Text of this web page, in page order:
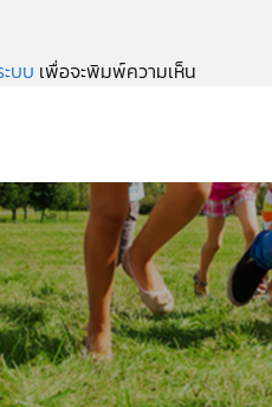
ะบบ เพื่อจะพิมพ์ความเห็น